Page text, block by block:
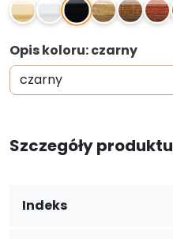
Opis koloru: czarny
Szczegóły produktu
Indeks